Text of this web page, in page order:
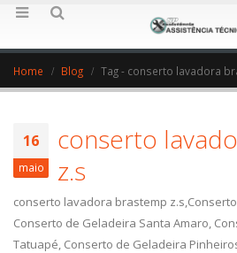
Home Blog Tag - conserto lavadora
16
maio
conserto
z.s
conserto lavadora brastemp
Conserto de Geladeira Santa Amaro,
Tatuapé, Conserto de Geladeira